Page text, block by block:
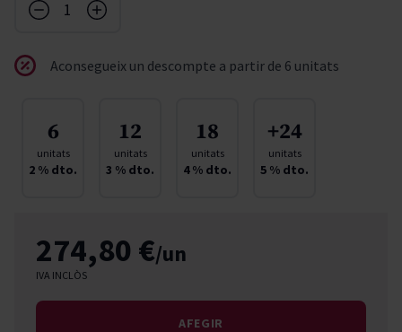
Aconsegueix un descompte a partir de 6 unitats
6
unitats
2 % dto.
12
unitats
3 % dto.
18
unitats
4% dto.
+24
unitats
5 % dto.
274,80 €/un
IVA INCLÒS
AFEGIR